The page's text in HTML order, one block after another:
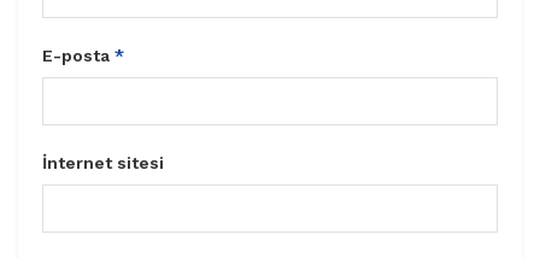
E-posta *
İnternet sitesi